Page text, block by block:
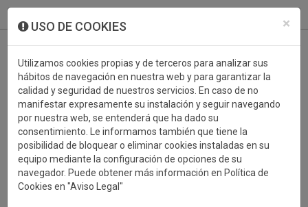
×
USO DE COOKIES
Utilizamos cookies propias y de terceros para analizar sus
hábitos de navegación en nuestra web y para garantizar la
calidad y seguridad de nuestros servicios. En caso de no
manifestar expresamente su instalación y seguir navegando
por nuestra web, se entenderá que ha dado su
consentimiento. Le informamos también que tiene la
posibilidad de bloquear o eliminar cookies instaladas en su
equipo mediante la configuración de opciones de su
navegador. Puede obtener más información en Política de
Cookies en "Aviso Legal"
TROFEOS DEPORTIVOS
TRIATLON